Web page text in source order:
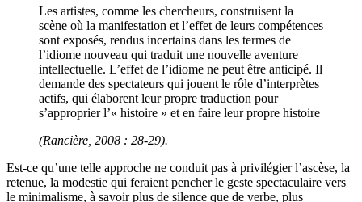
Les artistes, comme les chercheurs, construisent la
scène où la manifestation et l’effet de leurs compétences
sont exposés, rendus incertains dans les termes de
l’idiome nouveau qui traduit une nouvelle aventure
intellectuelle. L’effet de l’idiome ne peut être anticipé. Il
demande des spectateurs qui jouent le rôle d’interprètes
actifs, qui élaborent leur propre traduction pour
s’approprier l’« histoire » et en faire leur propre histoire
(Rancière, 2008 : 28-29).
Est-ce qu’une telle approche ne conduit pas à privilégier l’ascèse, la
retenue, la modestie qui feraient pencher le geste spectaculaire vers
le minimalisme, à savoir plus de silence que de verbe, plus